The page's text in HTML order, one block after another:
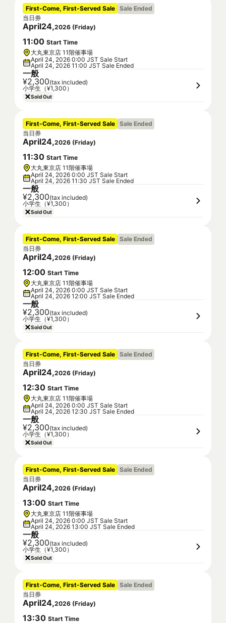
First-Come, First-Served Sale Sale Ended
当日券
April24,2026 (Friday)
11:00 Start Time
大丸東京店 11階催事場
April 24, 2026 0:00 JST Sale Start
April 24, 2026 11:00 JST Sale Ended
一般
¥2,300(tax included)
小学生（¥1,300）
Sold Out
First-Come, First-Served Sale Sale Ended
当日券
April24,2026 (Friday)
11:30 Start Time
大丸東京店 11階催事場
April 24, 2026 0:00 JST Sale Start
April 24, 2026 11:30 JST Sale Ended
一般
¥2,300(tax included)
小学生（¥1,300）
Sold Out
First-Come, First-Served Sale Sale Ended
当日券
April24,2026 (Friday)
12:00 Start Time
大丸東京店 11階催事場
April 24, 2026 0:00 JST Sale Start
April 24, 2026 12:00 JST Sale Ended
一般
¥2,300(tax included)
小学生（¥1,300）
Sold Out
First-Come, First-Served Sale Sale Ended
当日券
April24,2026 (Friday)
12:30 Start Time
大丸東京店 11階催事場
April 24, 2026 0:00 JST Sale Start
April 24, 2026 12:30 JST Sale Ended
一般
¥2,300(tax included)
小学生（¥1,300）
Sold Out
First-Come, First-Served Sale Sale Ended
当日券
April24,2026 (Friday)
13:00 Start Time
大丸東京店 11階催事場
April 24, 2026 0:00 JST Sale Start
April 24, 2026 13:00 JST Sale Ended
一般
¥2,300(tax included)
小学生（¥1,300）
Sold Out
First-Come, First-Served Sale Sale Ended
当日券
April24,2026 (Friday)
13:30 Start Time